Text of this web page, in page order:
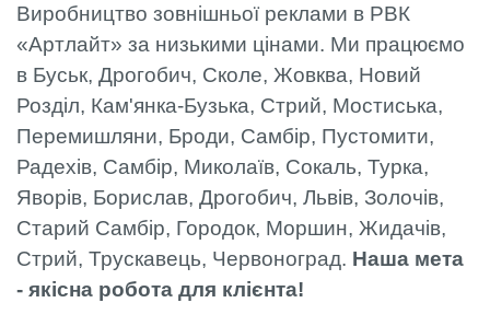
Виробництво зовнішньої реклами в РВК
«Артлайт» за низькими цінами. Ми працюємо
в Буськ, Дрогобич, Сколе, Жовква, Новий
Розділ, Кам'янка-Бузька, Стрий, Мостиська,
Перемишляни, Броди, Самбір, Пустомити,
Радехів, Самбір, Миколаїв, Сокаль, Турка,
Яворів, Борислав, Дрогобич, Львів, Золочів,
Старий Самбір, Городок, Моршин, Жидачів,
Стрий, Трускавець, Червоноград. Наша мета
- якісна робота для клієнта!